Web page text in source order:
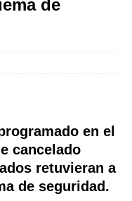
de
en el
cancelado
retuvieran a
de seguridad.